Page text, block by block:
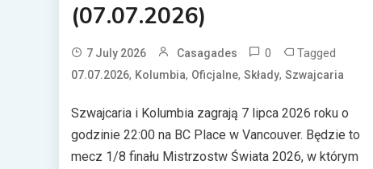
(07.07.2026)
7 July 2026 Casagades 0 Tagged
07.07.2026, Kolumbia, Oficjalne, Składy, Szwajcaria
Szwajcaria i Kolumbia zagrają 7 lipca 2026 roku o
godzinie 22:00 na BC Place w Vancouver. Będzie to
mecz 1/8 finału Mistrzostw Świata 2026, w którym